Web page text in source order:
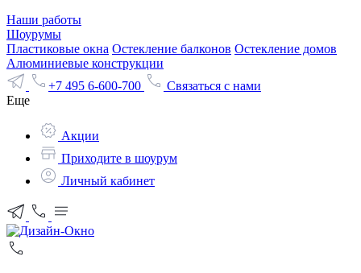
Наши работы
Шоурумы
Пластиковые окна Остекление балконов Остекление домов
Алюминиевые конструкции
+7 495 6-600-700
Связаться с нами
Еще
Акции
Приходите в шоурум
Личный кабинет